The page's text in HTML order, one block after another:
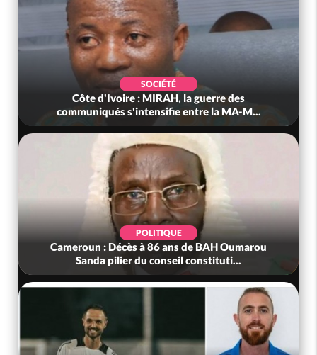
SOCIÉTÉ
Côte d'Ivoire : MIRAH, la guerre des
communiqués s'intensifie entre la MA-M...
POLITIQUE
Cameroun : Décès à 86 ans de BAH Oumarou
Sanda pilier du conseil constituti...